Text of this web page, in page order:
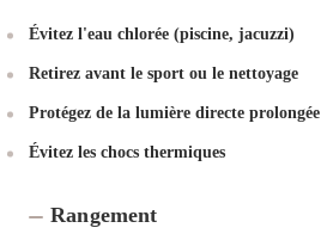
Évitez l'eau chlorée (piscine, jacuzzi)
Retirez avant le sport ou le nettoyage
Protégez de la lumière directe prolongée
Évitez les chocs thermiques
Rangement